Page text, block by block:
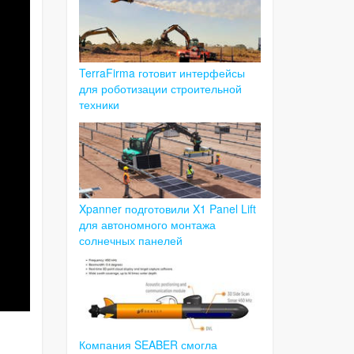
TerraFirma готовит интерфейсы
для роботизации строительной
техники
Xpanner подготовили X1 Panel Lift
для автономного монтажа
солнечных панелей
Компания SEABER смогла